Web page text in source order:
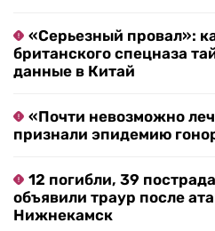
«Серьезный провал»:
британского спецназа
данные в Китай
«Почти невозможно
признали эпидемию
12 погибли, 39
объявили траур после
Нижнекамск